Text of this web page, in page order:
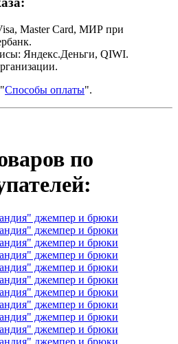
Master Card, МИР при
Яндекс.Деньги, QIWI.
"Способы оплаты".
по